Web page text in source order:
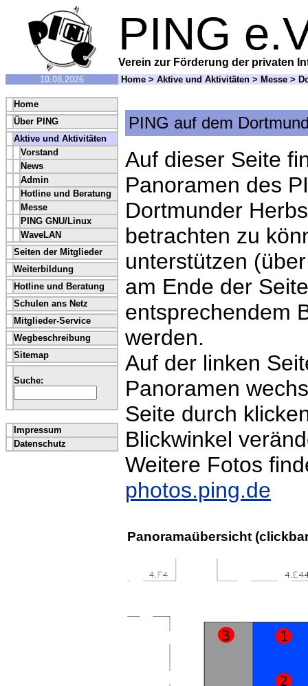
PING
Verein zur Förderung der privaten
10.08.2026 Home > Aktive und Aktivitäten > Messe >
Home
Über PING
Aktive und Aktivitäten
Vorstand
News
Admin
Hotline und Beratung
Messe
PING GNU/Linux
WaveLAN
Seiten der Mitglieder
Weiterbildung
Hotline und Beratung
Schulen ans Netz
Mitglieder-Service
Wegbeschreibung
Sitemap
Suche:
Impressum
Datenschutz
PING auf dem
Auf dieser Seite
Panoramen des
Dortmunder
betrachten zu
unterstützen
am Ende der
entsprechendem
werden.
Auf der linken
Panoramen
Seite durch
Blickwinkel
Weitere Fotos
photos.ping.de
Panoramaübersicht